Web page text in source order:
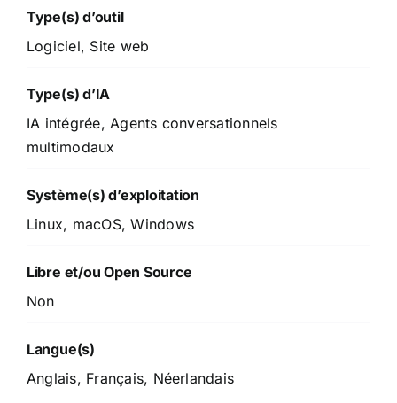
Type(s) d’outil
Logiciel, Site web
Type(s) d’IA
IA intégrée, Agents conversationnels
multimodaux
Système(s) d’exploitation
Linux, macOS, Windows
Libre et/ou Open Source
Non
Langue(s)
Anglais, Français, Néerlandais